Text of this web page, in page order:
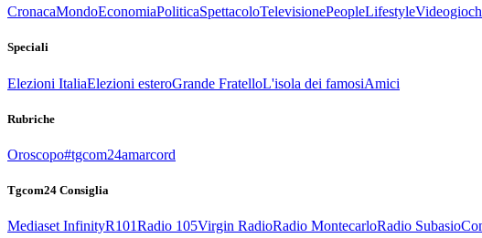
CronacaMondoEconomiaPoliticaSpettacoloTelevisionePeopleLifestyle
Speciali
Elezioni ItaliaElezioni esteroGrande FratelloL'isola dei famosiAmici
Rubriche
Oroscopo#tgcom24amarcord
Tgcom24 Consiglia
Mediaset InfinityR101Radio 105Virgin RadioRadio MontecarloRadio Subasio